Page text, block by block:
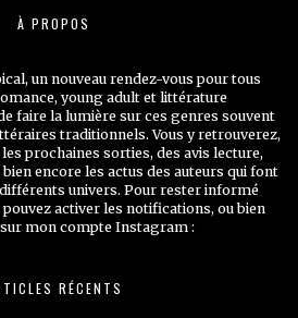
À PROPOS
un nouveau rendez-vous pour tous
young adult et littérature
faire la lumière sur ces genres souvent
traditionnels. Vous y retrouverez,
prochaines sorties, des avis lecture,
encore les actus des auteurs qui font
univers. Pour rester informé
activer les notifications, ou bien
mon compte Instagram :
RÉCENTS